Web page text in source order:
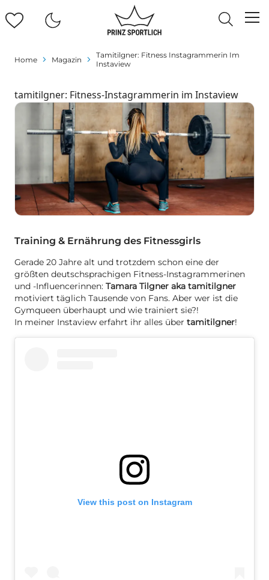
Home Magazin
Tamitilgner: Fitness Instagrammerin Im
Instaview
tamitilgner: Fitness-Instagrammerin im Instaview
Training & Ernährung des Fitnessgirls
Gerade 20 Jahre alt und trotzdem schon eine der
größten deutschsprachigen Fitness-Instagrammerinen
und -Influencerinnen: Tamara Tilgner aka tamitilgner
motiviert täglich Tausende von Fans. Aber wer ist die
Gymqueen überhaupt und wie trainiert sie?!
In meiner Instaview erfahrt ihr alles über tamitilgner!
View this post on Instagram